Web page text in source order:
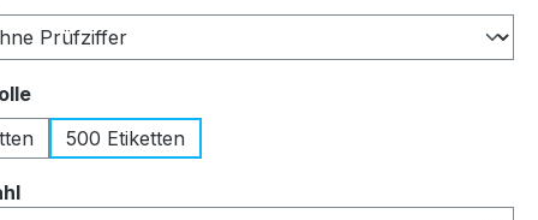
auswählen
500 Etiketten
auswählen